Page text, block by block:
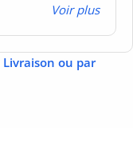
Voir plus
ou par